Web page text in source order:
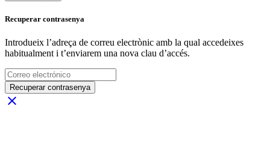
Recuperar contrasenya
Introdueix l’adreça de correu electrònic amb la qual accedeixes
habitualment i t’enviarem una nova clau d’accés.
Recuperar contrasenya
close